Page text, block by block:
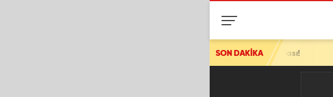
SON DAKİKA
Haluk Levent hakkında bomba Mansur Yavaş iddiası!